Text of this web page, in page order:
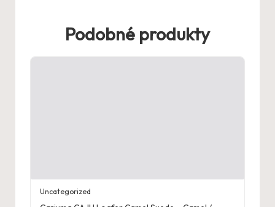
Podobné produkty
Uncategorized